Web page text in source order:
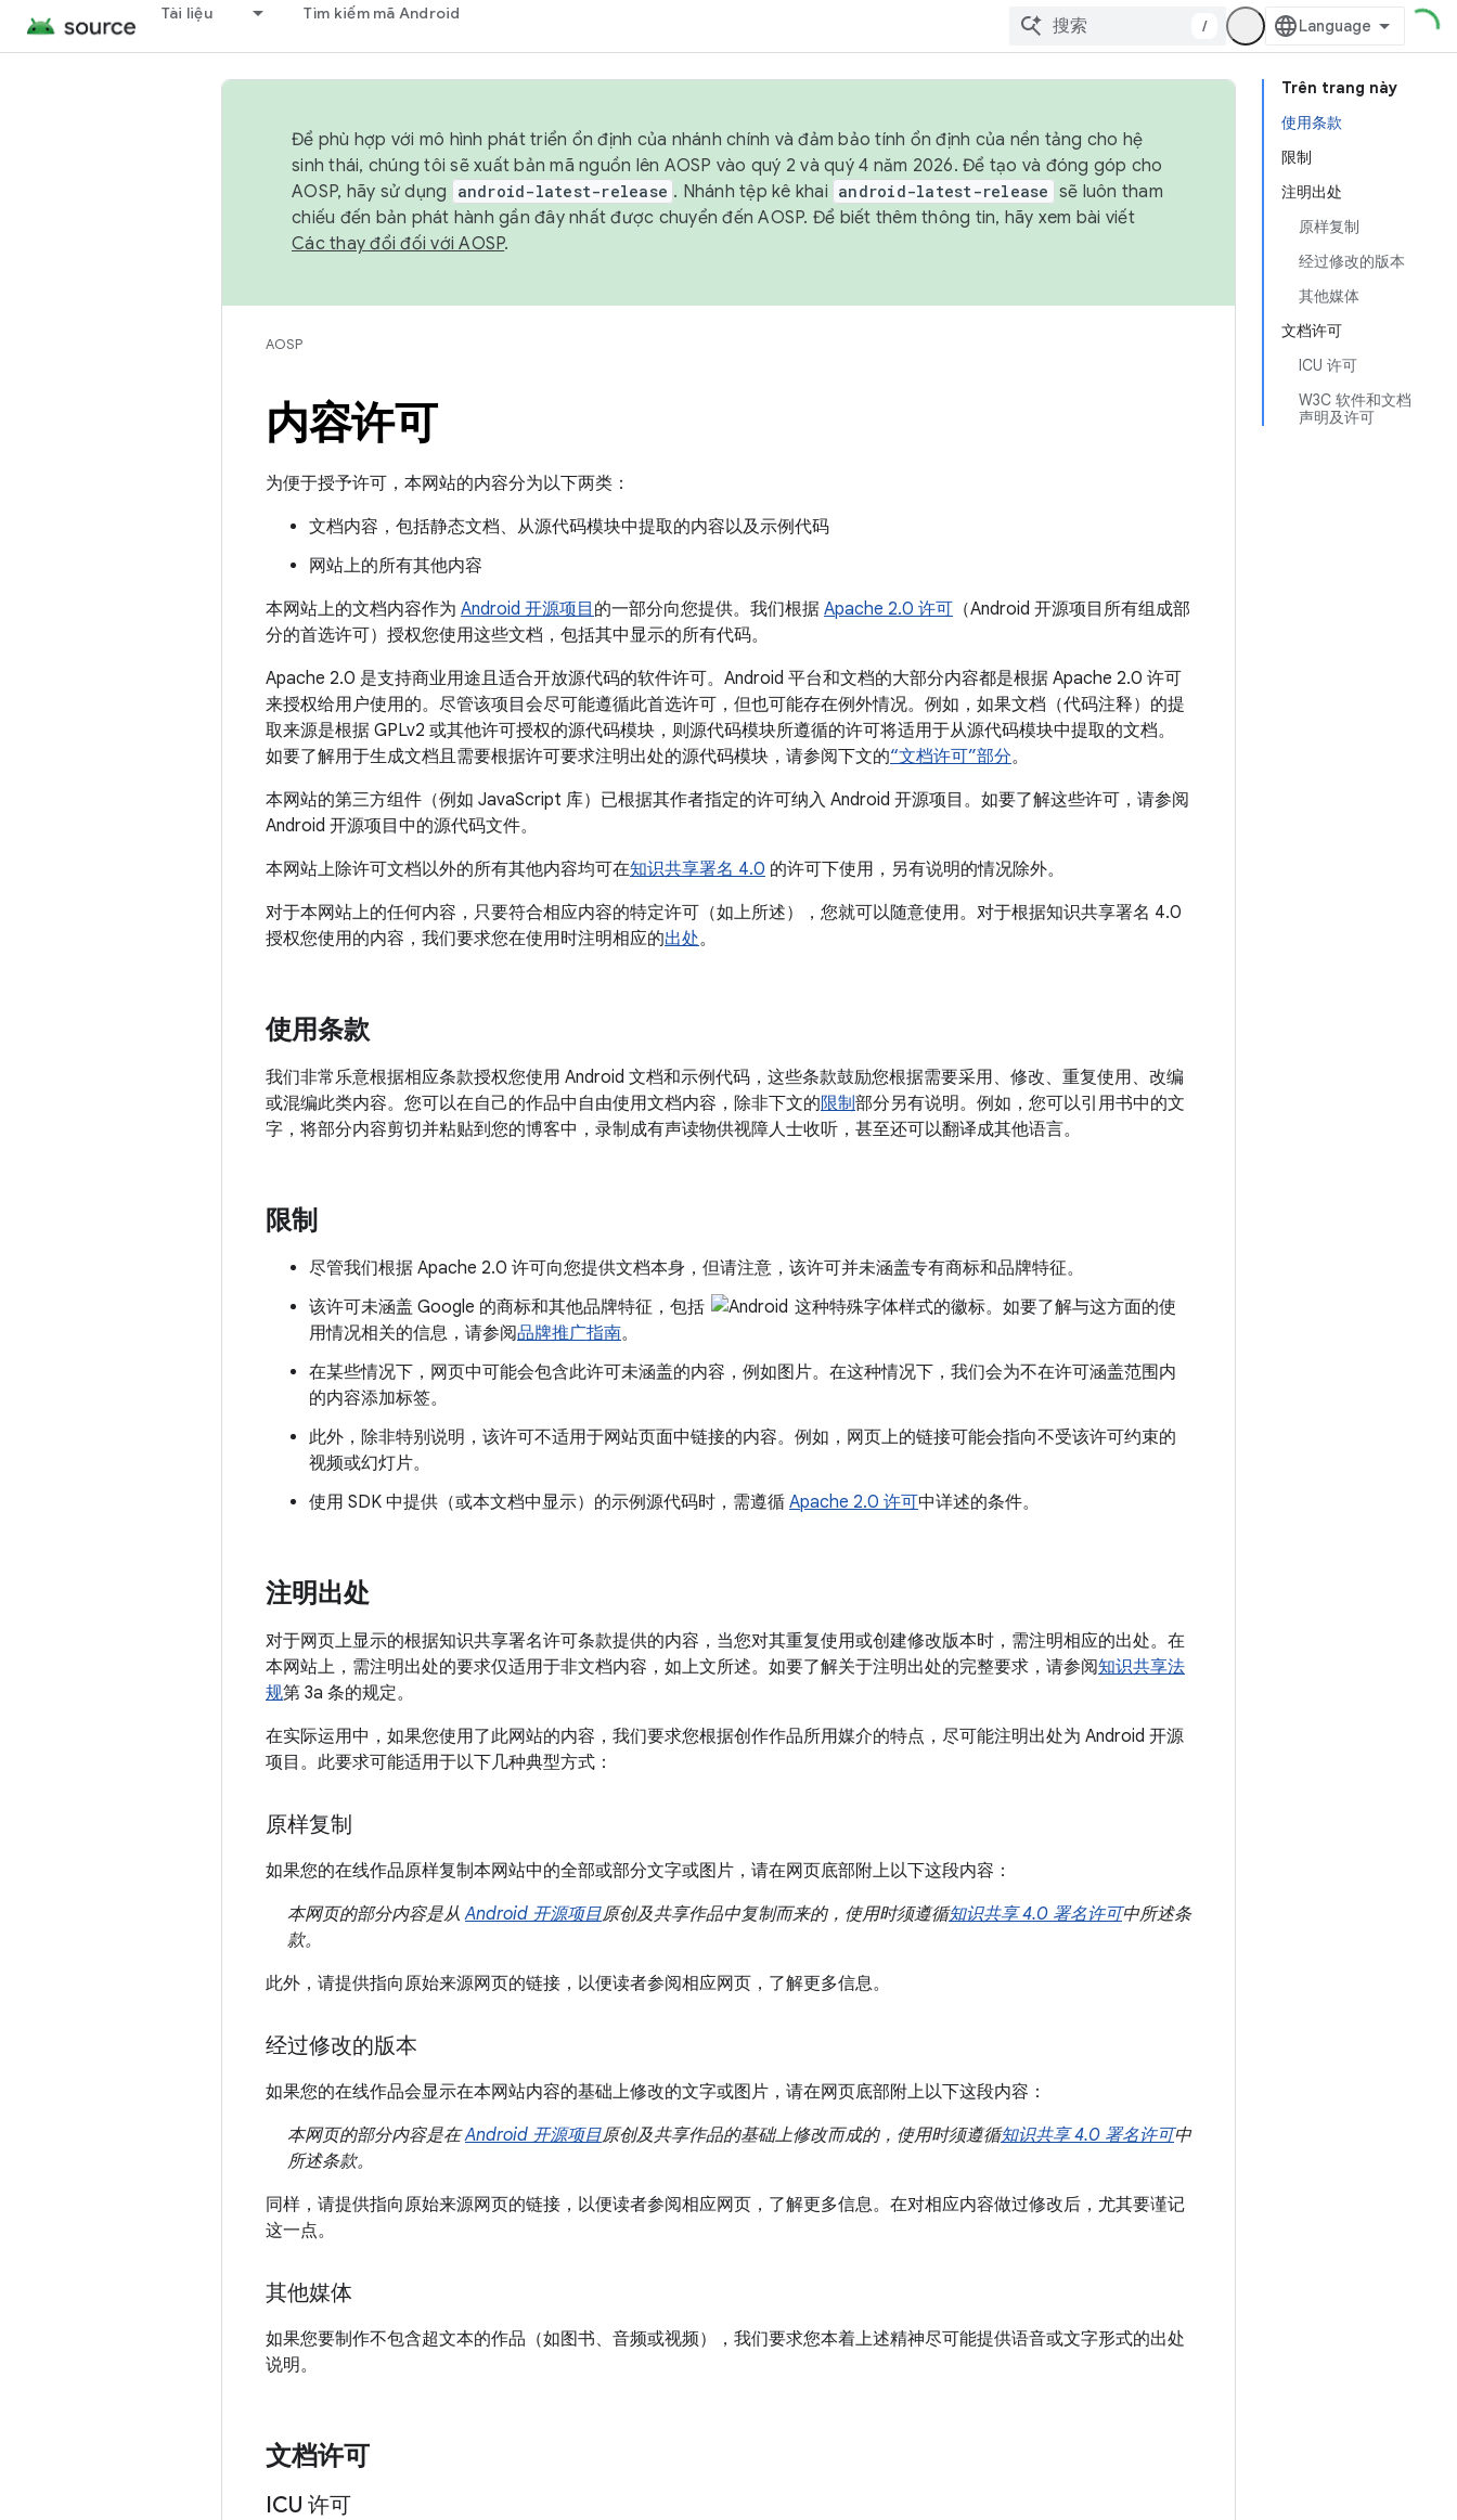
Tài liệu Tìm kiếm mã Android
/
Trên trang này
使用条款
限制
注明出处
原样复制
经过修改的版本
其他媒体
文档许可
ICU 许可
W3C 软件和文档
声明及许可
Để phù hợp với mô hình phát triển ổn định của nhánh chính và đảm bảo tính ổn định của nền tảng cho hệ
sinh thái, chúng tôi sẽ xuất bản mã nguồn lên AOSP vào quý 2 và quý 4 năm 2026. Để tạo và đóng góp cho
AOSP, hãy sử dụng
android-latest-release . Nhánh tệp kê khai android-latest-release sẽ luôn tham
chiếu đến bản phát hành gần đây nhất được chuyển đến AOSP. Để biết thêm thông tin, hãy xem bài viết
Các thay đổi đối với AOSP.
AOSP
内容许可
为便于授予许可，本网站的内容分为以下两类：
文档内容，包括静态文档、从源代码模块中提取的内容以及示例代码
网站上的所有其他内容
本网站上的文档内容作为 Android 开源项目 的一部分向您提供。我们根据 Apache 2.0 许可 （Android 开源项目所有组成部
分的首选许可）授权您使用这些文档，包括其中显示的所有代码。
Apache 2.0 是支持商业用途且适合开放源代码的软件许可。Android 平台和文档的大部分内容都是根据 Apache 2.0 许可
来授权给用户使用的。尽管该项目会尽可能遵循此首选许可，但也可能存在例外情况。例如，如果文档（代码注释）的提
取来源是根据 GPLv2 或其他许可授权的源代码模块，则源代码模块所遵循的许可将适用于从源代码模块中提取的文档。
如要了解用于生成文档且需要根据许可要求注明出处的源代码模块，请参阅下文的“文档许可”部分。
本网站的第三方组件（例如 JavaScript 库）已根据其作者指定的许可纳入 Android 开源项目。如要了解这些许可，请参阅
Android 开源项目中的源代码文件。
本网站上除许可文档以外的所有其他内容均可在知识共享署名 4.0 的许可下使用，另有说明的情况除外。
对于本网站上的任何内容，只要符合相应内容的特定许可（如上所述），您就可以随意使用。对于根据知识共享署名 4.0
授权您使用的内容，我们要求您在使用时注明相应的出处。
使用条款
我们非常乐意根据相应条款授权您使用 Android 文档和示例代码，这些条款鼓励您根据需要采用、修改、重复使用、改编
或混编此类内容。您可以在自己的作品中自由使用文档内容，除非下文的限制部分另有说明。例如，您可以引用书中的文
字，将部分内容剪切并粘贴到您的博客中，录制成有声读物供视障人士收听，甚至还可以翻译成其他语言。
限制
尽管我们根据 Apache 2.0 许可向您提供文档本身，但请注意，该许可并未涵盖专有商标和品牌特征。
该许可未涵盖 Google 的商标和其他品牌特征，包括
这种特殊字体样式的徽标。如要了解与这方面的使
用情况相关的信息，请参阅品牌推广指南。
在某些情况下，网页中可能会包含此许可未涵盖的内容，例如图片。在这种情况下，我们会为不在许可涵盖范围内
的内容添加标签。
此外，除非特别说明，该许可不适用于网站页面中链接的内容。例如，网页上的链接可能会指向不受该许可约束的
视频或幻灯片。
使用 SDK 中提供（或本文档中显示）的示例源代码时，需遵循 Apache 2.0 许可中详述的条件。
注明出处
对于网页上显示的根据知识共享署名许可条款提供的内容，当您对其重复使用或创建修改版本时，需注明相应的出处。在
本网站上，需注明出处的要求仅适用于非文档内容，如上文所述。如要了解关于注明出处的完整要求，请参阅知识共享法
规第 3a 条的规定。
在实际运用中，如果您使用了此网站的内容，我们要求您根据创作作品所用媒介的特点，尽可能注明出处为 Android 开源
项目。此要求可能适用于以下几种典型方式：
原样复制
如果您的在线作品原样复制本网站中的全部或部分文字或图片，请在网页底部附上以下这段内容：
本网页的部分内容是从Android 开源项目原创及共享作品中复制而来的，使用时须遵循知识共享 4.0 署名许可中所述条
款。
此外，请提供指向原始来源网页的链接，以便读者参阅相应网页，了解更多信息。
经过修改的版本
如果您的在线作品会显示在本网站内容的基础上修改的文字或图片，请在网页底部附上以下这段内容：
本网页的部分内容是在Android 开源项目原创及共享作品的基础上修改而成的，使用时须遵循知识共享 4.0 署名许可中
所述条款。
同样，请提供指向原始来源网页的链接，以便读者参阅相应网页，了解更多信息。在对相应内容做过修改后，尤其要谨记
这一点。
其他媒体
如果您要制作不包含超文本的作品（如图书、音频或视频），我们要求您本着上述精神尽可能提供语音或文字形式的出处
说明。
文档许可
ICU 许可